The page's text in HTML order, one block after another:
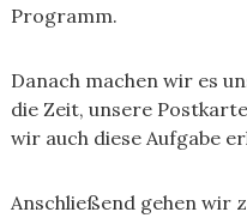
Programm.
Danach machen wir es
die Zeit, unsere
wir auch diese Aufgabe
Anschließend gehen wir